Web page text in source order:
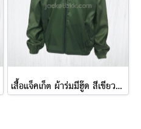
เสื้อแจ็คเก็ต ผ้าร่มมีฮู๊ด สีเขียวหัวเป็ด